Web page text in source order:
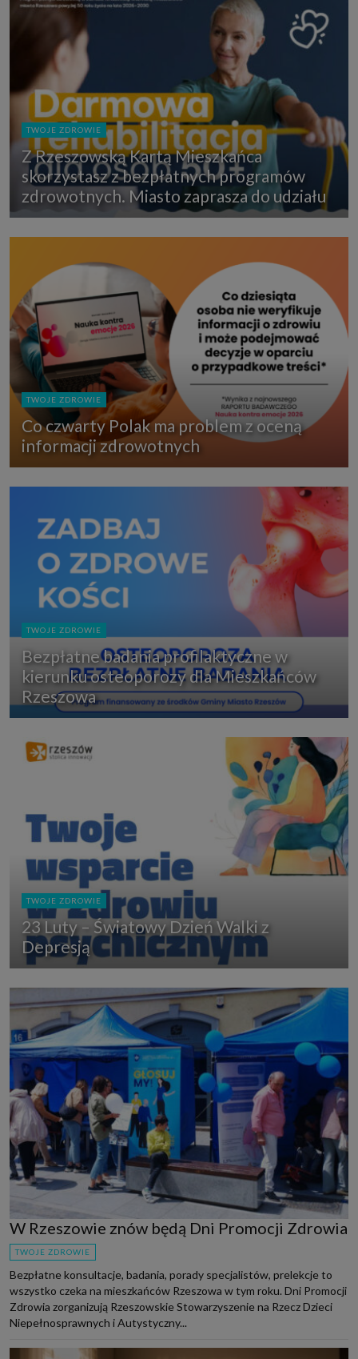
TWOJE ZDROWIE
Z Rzeszowską Kartą Mieszkańca
skorzystasz z bezpłatnych programów
zdrowotnych. Miasto zaprasza do udziału
TWOJE ZDROWIE
Co czwarty Polak ma problem z oceną
informacji zdrowotnych
TWOJE ZDROWIE
Bezpłatne badania profilaktyczne w
kierunku osteoporozy dla Mieszkańców
Rzeszowa
TWOJE ZDROWIE
23 Luty – Światowy Dzień Walki z
Depresją
W Rzeszowie znów będą Dni Promocji Zdrowia
TWOJE ZDROWIE
Bezpłatne konsultacje, badania, porady specjalistów, prelekcje to
wszystko czeka na mieszkańców Rzeszowa w tym roku. Dni Promocji
Zdrowia zorganizują Rzeszowskie Stowarzyszenie na Rzecz Dzieci
Niepełnosprawnych i Autystyczny...